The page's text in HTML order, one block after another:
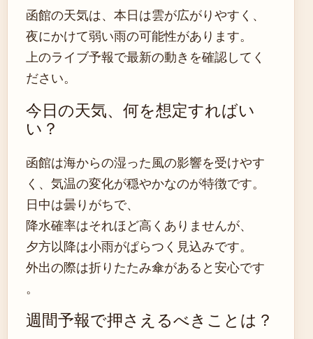
函館の天気は、本日は雲が広がりやすく、
夜にかけて弱い雨の可能性があります。
上のライブ予報で最新の動きを確認してく
ださい。
今日の天気、何を想定すればい
い？
函館は海からの湿った風の影響を受けやす
く、気温の変化が穏やかなのが特徴です。
日中は曇りがちで、
降水確率はそれほど高くありませんが、
夕方以降は小雨がぱらつく見込みです。
外出の際は折りたたみ傘があると安心です
。
週間予報で押さえるべきことは？